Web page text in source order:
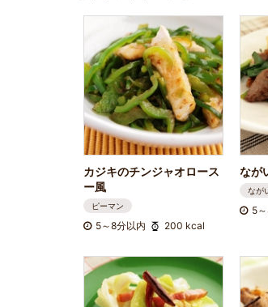
カジキのチンジャオロース
ー風
ピーマン
5～8分以内 200 kcal
なが
なが
5